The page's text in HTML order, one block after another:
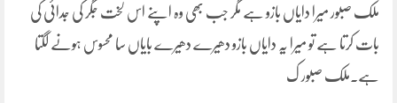
ملک صبور میرا دایاں بازو ہے مگر جب بھی وہ اپنے اس لخت جگر کی جدائی کی
بات کرتا ہے تو میرا یہ دایاں بازو دھیرے دھیرے بایاں سا محسوس ہونے لگتا
ہے۔ملک صبور ک